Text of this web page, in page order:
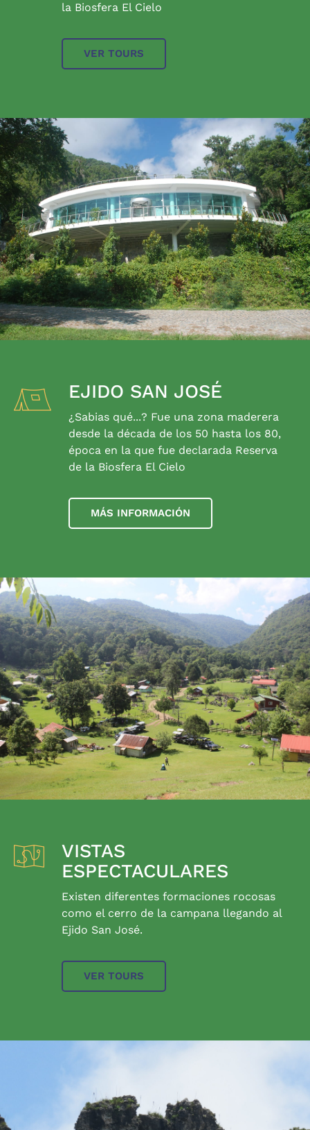
la Biosfera El Cielo
VER TOURS
EJIDO SAN JOSÉ
¿Sabias qué...? Fue una zona maderera
desde la década de los 50 hasta los 80,
época en la que fue declarada Reserva
de la Biosfera El Cielo
MÁS INFORMACIÓN
VISTAS
ESPECTACULARES
Existen diferentes formaciones rocosas
como el cerro de la campana llegando al
Ejido San José.
VER TOURS